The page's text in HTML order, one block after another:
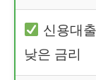
신용대
낮은 금리